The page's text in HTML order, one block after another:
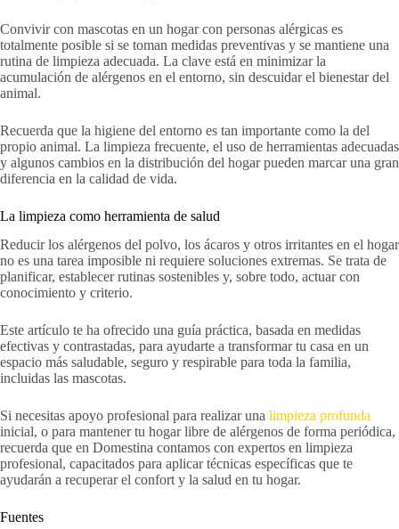
Convivir con mascotas en un hogar con personas alérgicas es
totalmente posible si se toman medidas preventivas y se mantiene una
rutina de limpieza adecuada. La clave está en minimizar la
acumulación de alérgenos en el entorno, sin descuidar el bienestar del
animal.
Recuerda que la higiene del entorno es tan importante como la del
propio animal. La limpieza frecuente, el uso de herramientas adecuadas
y algunos cambios en la distribución del hogar pueden marcar una gran
diferencia en la calidad de vida.
La limpieza como herramienta de salud
Reducir los alérgenos del polvo, los ácaros y otros irritantes en el hogar
no es una tarea imposible ni requiere soluciones extremas. Se trata de
planificar, establecer rutinas sostenibles y, sobre todo, actuar con
conocimiento y criterio.
Este artículo te ha ofrecido una guía práctica, basada en medidas
efectivas y contrastadas, para ayudarte a transformar tu casa en un
espacio más saludable, seguro y respirable para toda la familia,
incluidas las mascotas.
Si necesitas apoyo profesional para realizar una limpieza profunda
inicial, o para mantener tu hogar libre de alérgenos de forma periódica,
recuerda que en Domestina contamos con expertos en limpieza
profesional, capacitados para aplicar técnicas específicas que te
ayudarán a recuperar el confort y la salud en tu hogar.
Fuentes